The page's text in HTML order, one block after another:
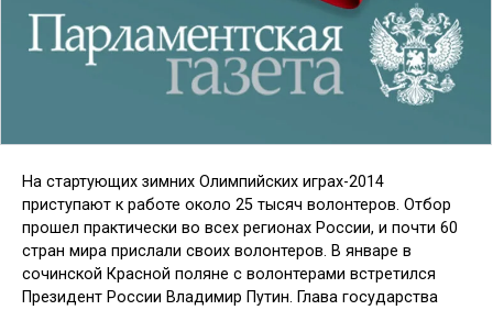
На стартующих зимних Олим­пийских играх-2014
приступают к работе около 25 тысяч волон­теров. Отбор
прошел практически во всех регионах России, и почти 60
стран мира прислали своих волонтеров. В ян­варе в
сочинской Красной поляне с во­лонтерами встретился
Президент Рос­сии Владимир Путин. Глава государ­ства